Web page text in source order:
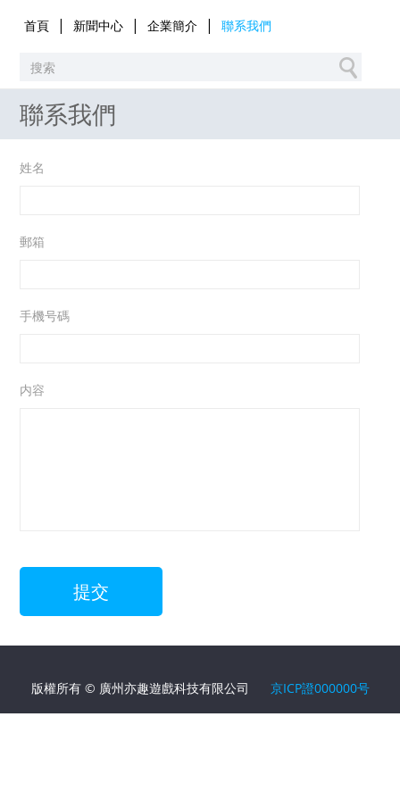
首頁 | 新聞中心 | 企業簡介 | 聯系我們
聯系我們
姓名
郵箱
手機号碼
内容
版權所有 © 廣州亦趣遊戲科技有限公司 京ICP證000000号